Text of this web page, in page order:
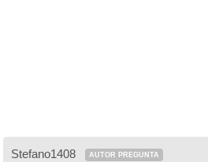
Stefano1408 AUTOR PREGUNTA